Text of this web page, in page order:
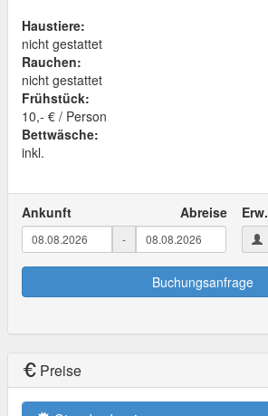
Haustiere:
nicht gestattet
Rauchen:
nicht gestattet
Frühstück:
10,- € / Person
Bettwäsche:
inkl.
Ankunft Abreise
-
Erw.
Buchungsanfrage
Preise